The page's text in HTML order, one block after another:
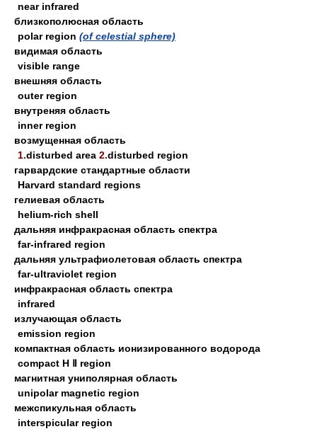
near infrared
близкополюсная область
polar region (of celestial sphere)
видимая область
visible range
внешняя область
outer region
внутреняя область
inner region
возмущенная область
1.disturbed area 2.disturbed region
гарвардские стандартные области
Harvard standard regions
гелиевая область
helium-rich shell
дальняя инфракрасная область спектра
far-infrared region
дальняя ультрафиолетовая область спектра
far-ultraviolet region
инфракрасная область спектра
infrared
излучающая область
emission region
компактная область ионизированного водорода
compact H Ⅱ region
магнитная униполярная область
unipolar magnetic region
межспикульная область
interspicular region